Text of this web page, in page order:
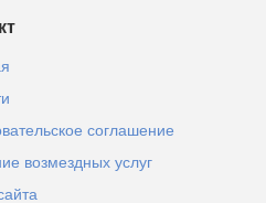
соглашение
возмездных услуг